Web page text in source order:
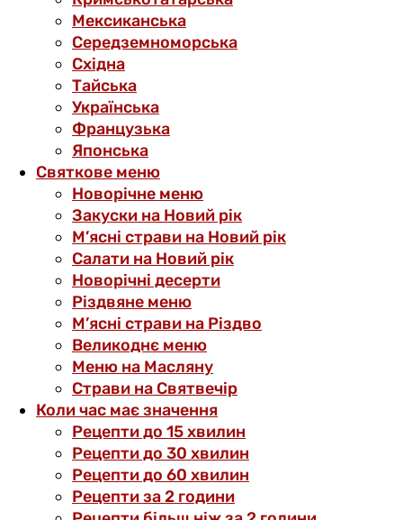
Мексиканська
Середземноморська
Східна
Тайська
Українська
Французька
Японська
Святкове меню
Новорічне меню
Закуски на Новий рік
М’ясні страви на Новий рік
Салати на Новий рік
Новорічні десерти
Різдвяне меню
М’ясні страви на Різдво
Великоднє меню
Меню на Масляну
Страви на Святвечір
Коли час має значення
Рецепти до 15 хвилин
Рецепти до 30 хвилин
Рецепти до 60 хвилин
Рецепти за 2 години